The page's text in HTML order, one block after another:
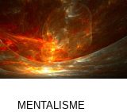
MENTALISME